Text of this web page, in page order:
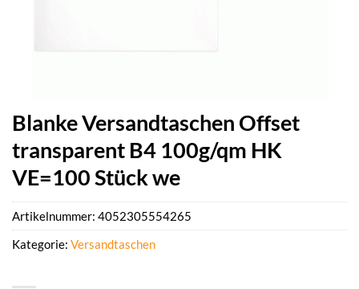
Blanke Versandtaschen Offset
transparent B4 100g/qm HK
VE=100 Stück we
Artikelnummer: 4052305554265
Kategorie: Versandtaschen